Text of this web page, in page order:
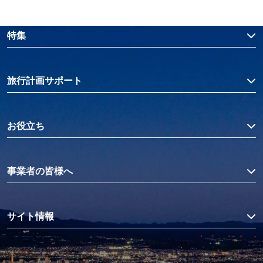
特集
旅行計画サポート
お役立ち
事業者の皆様へ
サイト情報